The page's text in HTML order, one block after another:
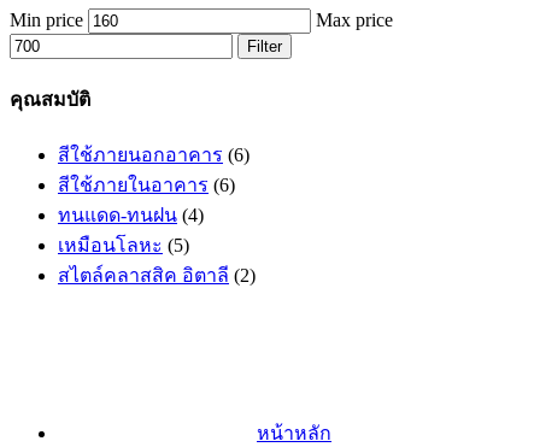
Min price Max price
Filter
คุณสมบัติ
สีใช้ภายนอกอาคาร (6)
สีใช้ภายในอาคาร (6)
ทนแดด-ทนฝน (4)
เหมือนโลหะ (5)
สไตล์คลาสสิค อิตาลี (2)
หน้าหลัก